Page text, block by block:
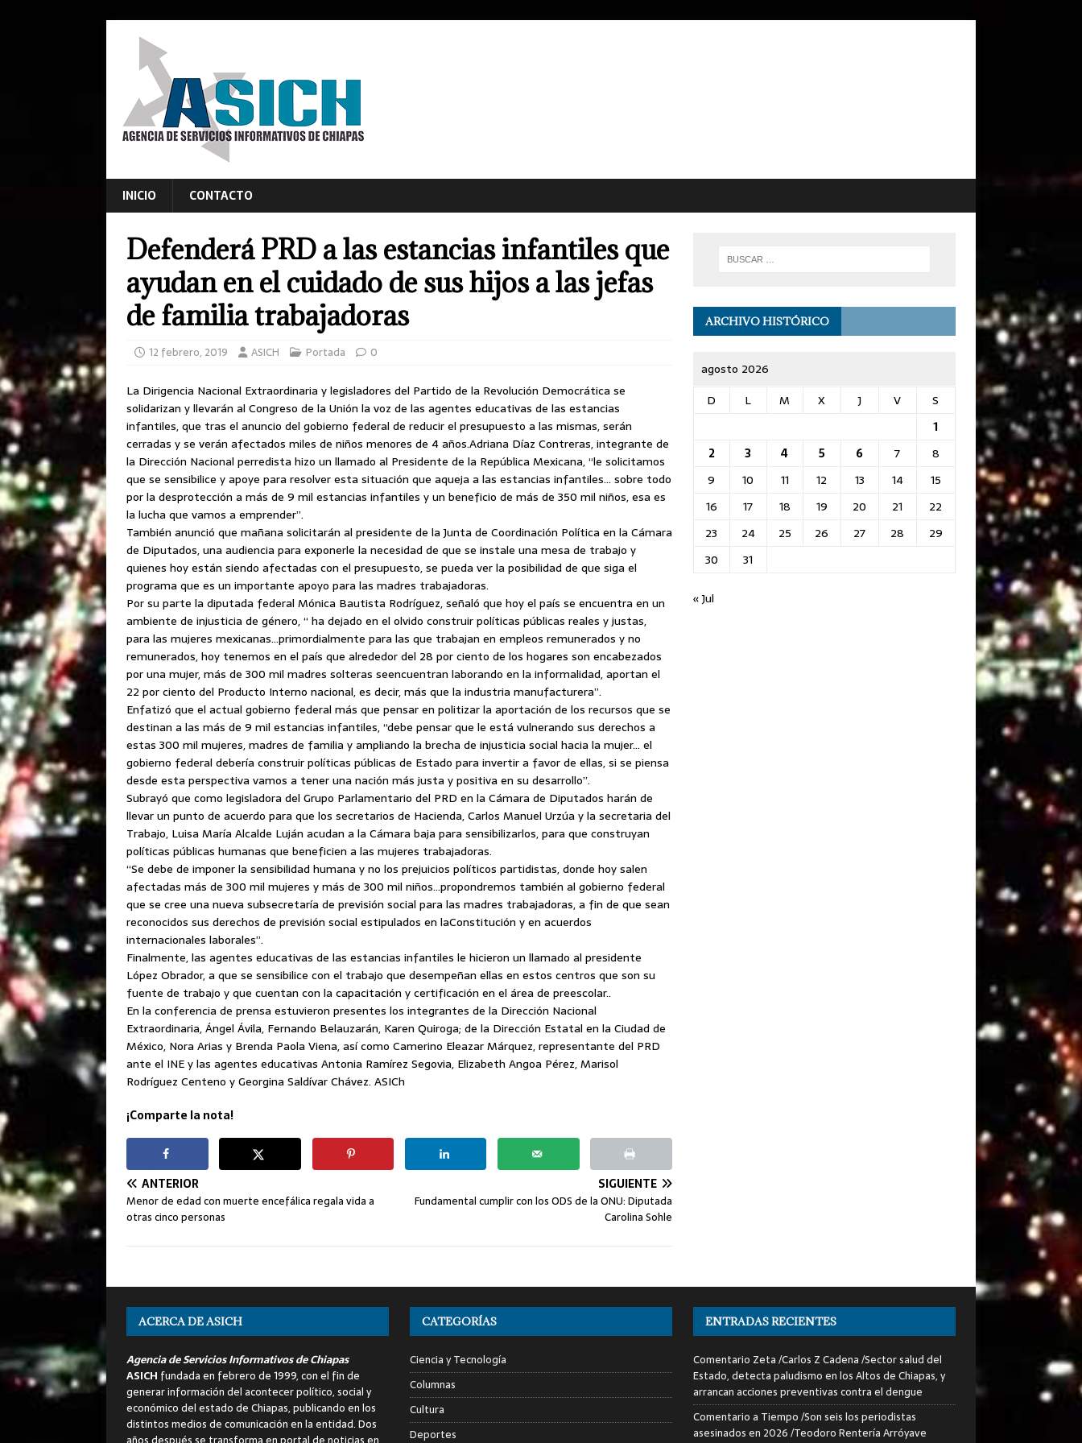
INICIO CONTACTO
Defenderá PRD a las estancias infantiles que
ayudan en el cuidado de sus hijos a las jefas
de familia trabajadoras
12 febrero, 2019 ASICH Portada 0
La Dirigencia Nacional Extraordinaria y legisladores del Partido de la Revolución Democrática se
solidarizan y llevarán al Congreso de la Unión la voz de las agentes educativas de las estancias
infantiles, que tras el anuncio del gobierno federal de reducir el presupuesto a las mismas, serán
cerradas y se verán afectados miles de niños menores de 4 años.Adriana Díaz Contreras, integrante de
la Dirección Nacional perredista hizo un llamado al Presidente de la República Mexicana, “le solicitamos
que se sensibilice y apoye para resolver esta situación que aqueja a las estancias infantiles… sobre todo
por la desprotección a más de 9 mil estancias infantiles y un beneficio de más de 350 mil niños, esa es
la lucha que vamos a emprender”.
También anunció que mañana solicitarán al presidente de la Junta de Coordinación Política en la Cámara
de Diputados, una audiencia para exponerle la necesidad de que se instale una mesa de trabajo y
quienes hoy están siendo afectadas con el presupuesto, se pueda ver la posibilidad de que siga el
programa que es un importante apoyo para las madres trabajadoras.
Por su parte la diputada federal Mónica Bautista Rodríguez, señaló que hoy el país se encuentra en un
ambiente de injusticia de género, “ ha dejado en el olvido construir políticas públicas reales y justas,
para las mujeres mexicanas…primordialmente para las que trabajan en empleos remunerados y no
remunerados, hoy tenemos en el país que alrededor del 28 por ciento de los hogares son encabezados
por una mujer, más de 300 mil madres solteras seencuentran laborando en la informalidad, aportan el
22 por ciento del Producto Interno nacional, es decir, más que la industria manufacturera”.
Enfatizó que el actual gobierno federal más que pensar en politizar la aportación de los recursos que se
destinan a las más de 9 mil estancias infantiles, “debe pensar que le está vulnerando sus derechos a
estas 300 mil mujeres, madres de familia y ampliando la brecha de injusticia social hacia la mujer… el
gobierno federal debería construir políticas públicas de Estado para invertir a favor de ellas, si se piensa
desde esta perspectiva vamos a tener una nación más justa y positiva en su desarrollo”.
Subrayó que como legisladora del Grupo Parlamentario del PRD en la Cámara de Diputados harán de
llevar un punto de acuerdo para que los secretarios de Hacienda, Carlos Manuel Urzúa y la secretaria del
Trabajo, Luisa María Alcalde Luján acudan a la Cámara baja para sensibilizarlos, para que construyan
políticas públicas humanas que beneficien a las mujeres trabajadoras.
“Se debe de imponer la sensibilidad humana y no los prejuicios políticos partidistas, donde hoy salen
afectadas más de 300 mil mujeres y más de 300 mil niños…propondremos también al gobierno federal
que se cree una nueva subsecretaría de previsión social para las madres trabajadoras, a fin de que sean
reconocidos sus derechos de previsión social estipulados en laConstitución y en acuerdos
internacionales laborales”.
Finalmente, las agentes educativas de las estancias infantiles le hicieron un llamado al presidente
López Obrador, a que se sensibilice con el trabajo que desempeñan ellas en estos centros que son su
fuente de trabajo y que cuentan con la capacitación y certificación en el área de preescolar..
En la conferencia de prensa estuvieron presentes los integrantes de la Dirección Nacional
Extraordinaria, Ángel Ávila, Fernando Belauzarán, Karen Quiroga; de la Dirección Estatal en la Ciudad de
México, Nora Arias y Brenda Paola Viena, así como Camerino Eleazar Márquez, representante del PRD
ante el INE y las agentes educativas Antonia Ramírez Segovia, Elizabeth Angoa Pérez, Marisol
Rodríguez Centeno y Georgina Saldívar Chávez. ASICh
¡Comparte la nota!
ANTERIOR
Menor de edad con muerte encefálica regala vida a
otras cinco personas
SIGUIENTE
Fundamental cumplir con los ODS de la ONU: Diputada
Carolina Sohle
ARCHIVO HISTÓRICO
agosto 2026
D
L M X J V
S
1
2
3 4 5 6 7
8
9
10 11 12 13 14
15
16
17 18 19 20 21
22
23
24 25 26 27 28
29
30
31
« Jul
ACERCA DE ASICH
Agencia de Servicios Informativos de Chiapas
ASICH fundada en febrero de 1999, con el fin de
generar información del acontecer político, social y
económico del estado de Chiapas, publicando en los
distintos medios de comunicación en la entidad. Dos
CATEGORÍAS
Ciencia y Tecnología
Columnas
Cultura
Deportes
ENTRADAS RECIENTES
Comentario Zeta /Carlos Z Cadena /Sector salud del
Estado, detecta paludismo en los Altos de Chiapas, y
arrancan acciones preventivas contra el dengue
Comentario a Tiempo /Son seis los periodistas
asesinados en 2026 /Teodoro Rentería Arróyave